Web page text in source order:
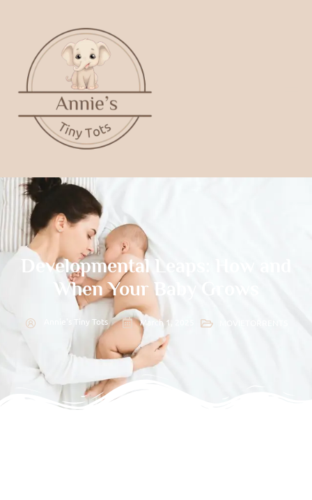
Developmental Leaps: How and
When Your Baby Grows
Annie's Tiny Tots March 1, 2025